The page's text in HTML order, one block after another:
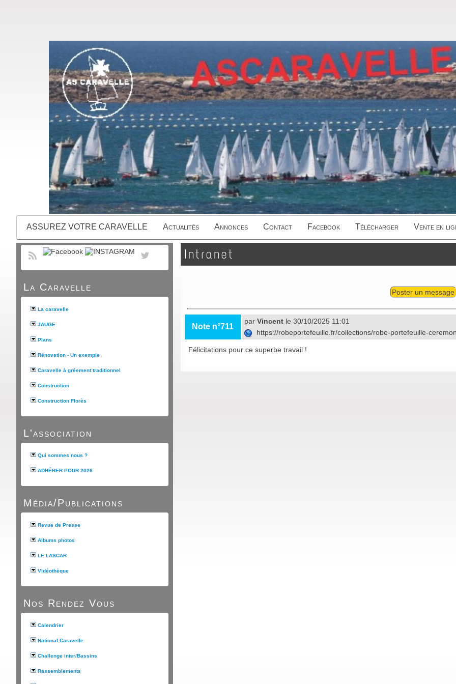
ASSUREZ VOTRE CARAVELLE Actualités Annonces Contact Facebook Télécharger Vente en
La Caravelle
La caravelle
JAUGE
Plans
Rénovation - Un exemple
Caravelle à gréement traditionnel
Construction
Construction Florès
L'association
Qui sommes nous ?
ADHÉRER POUR 2026
Média/Publications
Revue de Presse
Albums photos
LE LASCAR
Vidéothèque
Nos Rendez Vous
Calendrier
National Caravelle
Challenge inter/Bassins
Rassemblements
Intranet
Poster un message
Note n°711
par Vincent le 30/10/2025 11:01
https://robeportefeuille.fr/collections/robe-portefeuille-
Félicitations pour ce superbe travail !